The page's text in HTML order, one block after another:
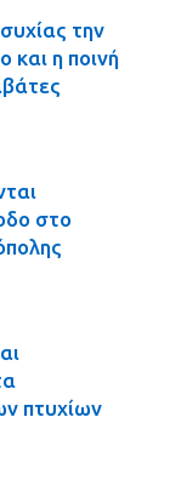
την
και η ποινή
στο
πτυχίων